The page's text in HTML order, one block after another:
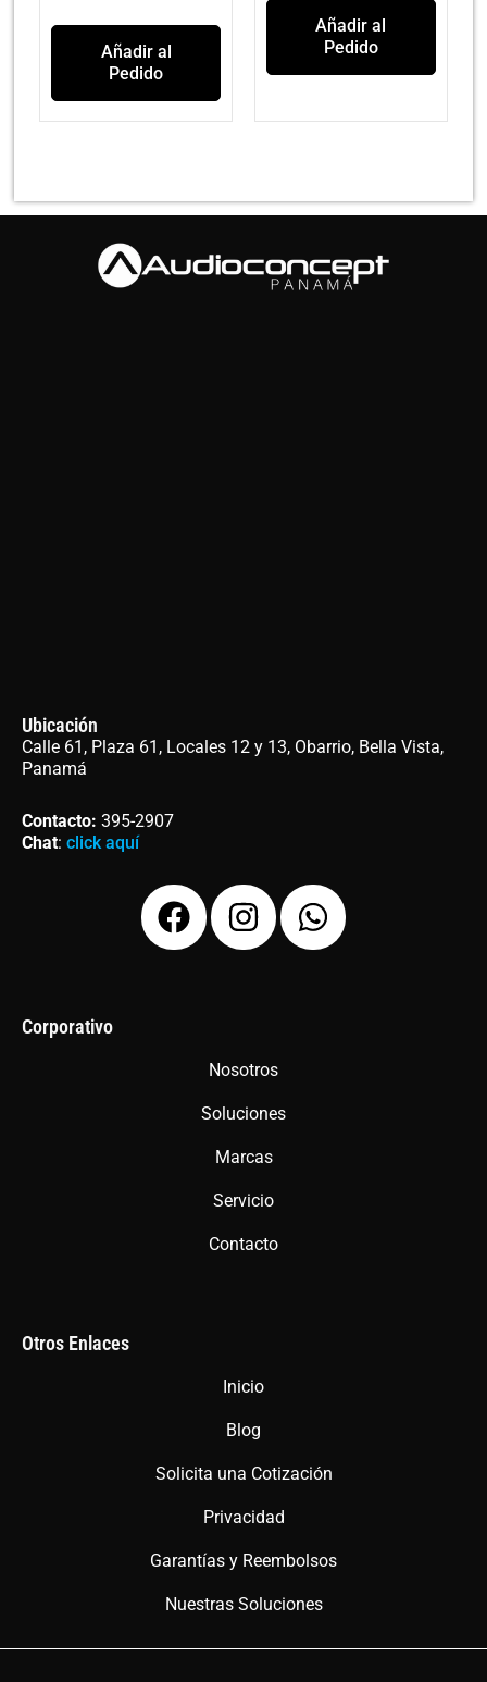
Añadir al
Pedido
Añadir al
Pedido
Ubicación
Calle 61, Plaza 61, Locales 12 y 13, Obarrio, Bella Vista,
Panamá
Contacto: 395-2907
Chat: click aquí
F
a
I
n
g
a
m
W
h
Corporativo
Nosotros
Soluciones
Marcas
Servicio
Contacto
Otros Enlaces
Inicio
Blog
Solicita una Cotización
Privacidad
Garantías y Reembolsos
Nuestras Soluciones